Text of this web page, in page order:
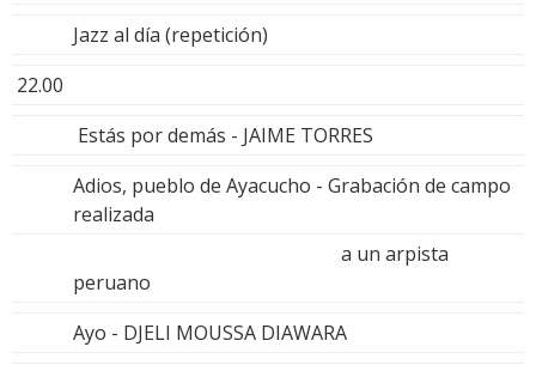
Jazz al día (repetición)
22.00
Estás por demás - JAIME TORRES
Adios, pueblo de Ayacucho - Grabación de campo
realizada
a un arpista
peruano
Ayo - DJELI MOUSSA DIAWARA